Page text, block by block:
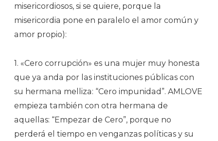
misericordiosos, si se quiere, porque la
misericordia pone en paralelo el amor común y
amor propio):
1. «Cero corrupción» es una mujer muy honesta
que ya anda por las instituciones públicas con
su hermana melliza: “Cero impunidad”. AMLOVE
empieza también con otra hermana de
aquellas: “Empezar de Cero”, porque no
perderá el tiempo en venganzas políticas y su